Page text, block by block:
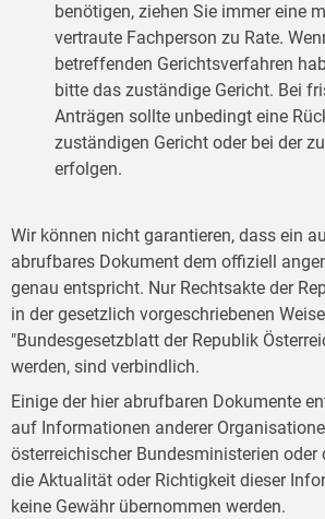
benötigen, ziehen Sie immer eine
vertraute Fachperson zu Rate.
betreffenden Gerichtsverfahren
bitte das zuständige Gericht. Bei
Anträgen sollte unbedingt eine
zuständigen Gericht oder bei der
erfolgen.
Wir können nicht garantieren, dass ein
abrufbares Dokument dem offiziell
genau entspricht. Nur Rechtsakte der
in der gesetzlich vorgeschriebenen
"Bundesgesetzblatt der Republik
werden, sind verbindlich.
Einige der hier abrufbaren Dokumente
auf Informationen anderer
österreichischer Bundesministerien oder
die Aktualität oder Richtigkeit dieser
keine Gewähr übernommen werden.